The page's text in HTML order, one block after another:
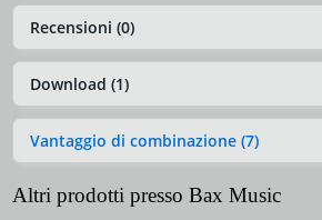
Recensioni (0)
Download (1)
Vantaggio di combinazione (7)
Altri prodotti presso Bax Music